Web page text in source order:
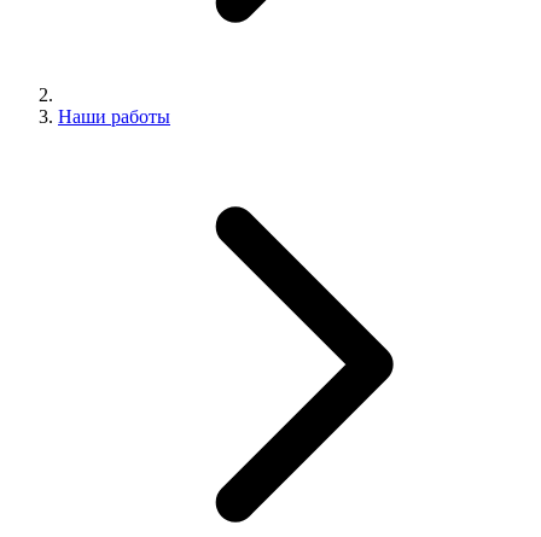
Наши работы